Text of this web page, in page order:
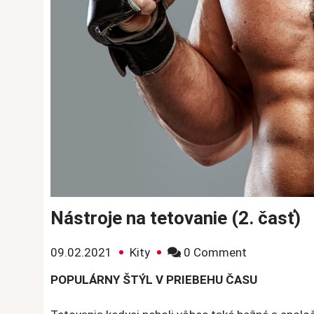
Nástroje na tetovanie (2. časť)
09.02.2021 Kity 0 Comment
tetovanie
POPULÁRNY ŠTÝL V PRIEBEHU ČASU